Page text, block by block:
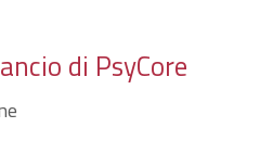
di PsyCore